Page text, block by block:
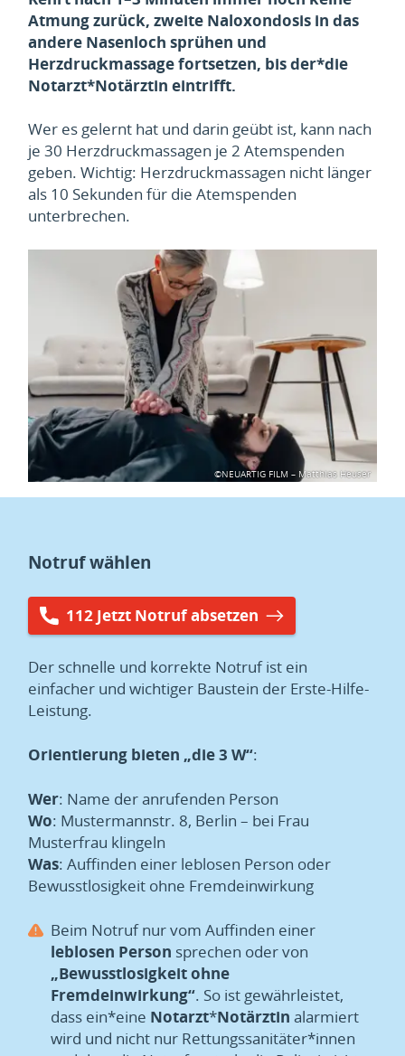
Atmung zurück, zweite Naloxondosis in das
andere Nasenloch sprühen und
Herzdruckmassage fortsetzen, bis der*die
Notarzt*Notärztin eintrifft.
Wer es gelernt hat und darin geübt ist, kann nach
je 30 Herzdruckmassagen je 2 Atemspenden
geben. Wichtig: Herzdruckmassagen nicht länger
als 10 Sekunden für die Atemspenden
unterbrechen.
©NEUARTIG FILM – Matthias Heuser
Notruf wählen
112 Jetzt Notruf absetzen
Der schnelle und korrekte Notruf ist ein
einfacher und wichtiger Baustein der Erste-Hilfe-
Leistung.
Orientierung bieten „die 3 W“:
Wer: Name der anrufenden Person
Wo: Mustermannstr. 8, Berlin – bei Frau
Musterfrau klingeln
Was: Auffinden einer leblosen Person oder
Bewusstlosigkeit ohne Fremdeinwirkung
Beim Notruf nur vom Auffinden einer
leblosen Person sprechen oder von
„Bewusstlosigkeit ohne
Fremdeinwirkung“. So ist gewährleistet,
dass ein*eine Notarzt*Notärztin alarmiert
wird und nicht nur Rettungssanitäter*innen